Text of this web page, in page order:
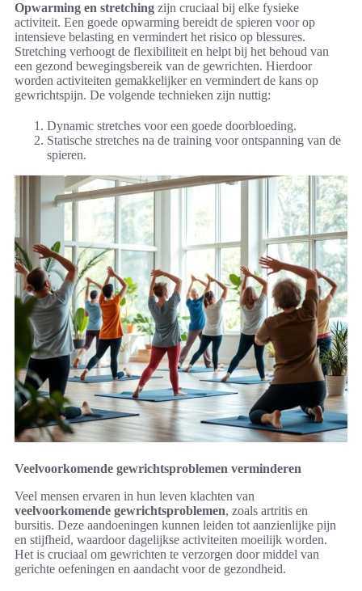
Opwarming en stretching zijn cruciaal bij elke fysieke
activiteit. Een goede opwarming bereidt de spieren voor op
intensieve belasting en vermindert het risico op blessures.
Stretching verhoogt de flexibiliteit en helpt bij het behoud van
een gezond bewegingsbereik van de gewrichten. Hierdoor
worden activiteiten gemakkelijker en vermindert de kans op
gewrichtspijn. De volgende technieken zijn nuttig:
Dynamic stretches voor een goede doorbloeding.
Statische stretches na de training voor ontspanning van de
spieren.
Veelvoorkomende gewrichtsproblemen verminderen
Veel mensen ervaren in hun leven klachten van
veelvoorkomende gewrichtsproblemen, zoals artritis en
bursitis. Deze aandoeningen kunnen leiden tot aanzienlijke pijn
en stijfheid, waardoor dagelijkse activiteiten moeilijk worden.
Het is cruciaal om gewrichten te verzorgen door middel van
gerichte oefeningen en aandacht voor de gezondheid.